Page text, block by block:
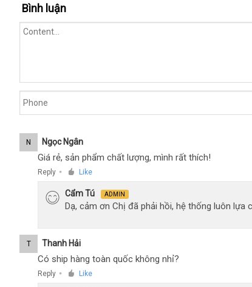
Bình luận
N Ngọc Ngân
Giá rẻ, sản phẩm chất lượng, mình rất thích!
Reply ● Like
Cẩm Tú ADMIN
Dạ, cảm ơn Chị đã phải hồi, hệ thống luôn
T Thanh Hải
Có ship hàng toàn quốc không nhỉ?
Reply ● Like